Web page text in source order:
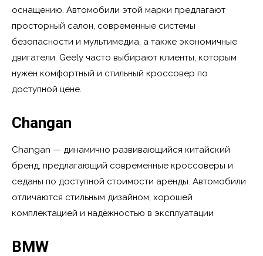
оснащению. Автомобили этой марки предлагают
просторный салон, современные системы
безопасности и мультимедиа, а также экономичные
двигатели. Geely часто выбирают клиенты, которым
нужен комфортный и стильный кроссовер по
доступной цене.
Changan
Changan — динамично развивающийся китайский
бренд, предлагающий современные кроссоверы и
седаны по доступной стоимости аренды. Автомобили
отличаются стильным дизайном, хорошей
комплектацией и надёжностью в эксплуатации
BMW